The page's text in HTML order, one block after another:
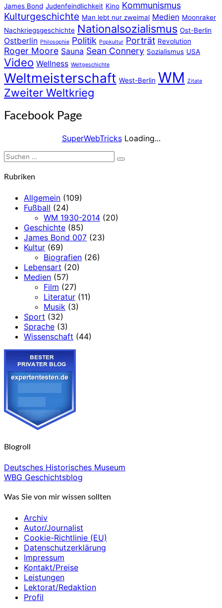
James Bond Judenfeindlichkeit Kino Kommunismus
Kulturgeschichte Man lebt nur zweimal Medien Moonraker
Nachkriegsgeschichte Nationalsozialismus Ost-Berlin
Ostberlin Philosophie Politik Popkultur Porträt Revolution
Roger Moore Sauna Sean Connery Sozialismus USA
Video Wellness Weltgeschichte
Weltmeisterschaft West-Berlin WM Zitate
Zweiter Weltkrieg
Facebook Page
SuperWebTricksLoading...
Suchen
nach:
Suchen
Rubriken
Allgemein (109)
Fußball (24)
WM 1930-2014 (20)
Geschichte (85)
James Bond 007 (23)
Kultur (69)
Biografien (26)
Lebensart (20)
Medien (57)
Film (27)
Literatur (11)
Musik (3)
Sport (32)
Sprache (3)
Wissenschaft (44)
Blogroll
Deutsches Historisches Museum
WBG Geschichtsblog
Was Sie von mir wissen sollten
Archiv
Autor/Journalist
Cookie-Richtlinie (EU)
Datenschutzerklärung
Impressum
Kontakt/Preise
Leistungen
Lektorat/Redaktion
Profil